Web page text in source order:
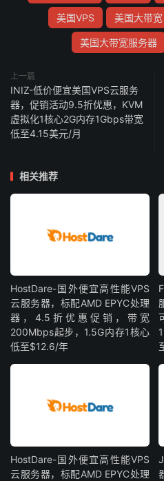
美国VPS 美国大带宽
美国大带宽服务器
上一篇
INIZ-低价便宜美国VPS云服务
器，促销活动9.5折优惠，KVM
虚拟化1核心2G内存1Gbps带宽
低至4.15美元/月
相关推荐
HostDare-国外便宜高性能VPS
云服务器，标配AMD EPYC处理
器，4.5折优惠促销，带宽
200Mbps起步，1.5G内存1核心
低至$12.6/年
HostDare-国外便宜高性能VPS
云服务器，标配AMD EPYC处理